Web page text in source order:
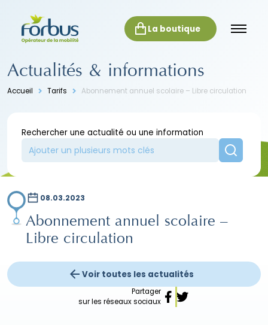
La boutique
Actualités & informations
Accueil Tarifs Abonnement annuel scolaire – Libre circulation
Rechercher une actualité ou une information
08.03.2023
Abonnement annuel scolaire –
Libre circulation
Voir toutes les actualités
Partager
sur les réseaux sociaux